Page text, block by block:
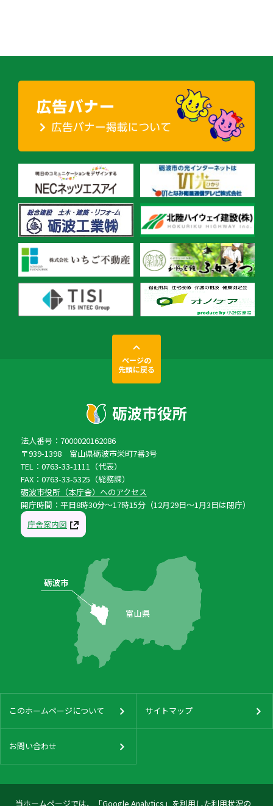
当ホームページでは、「Google Analytics」を利用した利用状況の
ページの
先頭に戻る
法人番号：7000020162086
〒939-1398 富山県砺波市栄町7番3号
TEL：0763-33-1111（代表）
FAX：0763-33-5325（総務課）
砺波市役所（本庁舎）へのアクセス
開庁時間：平日8時30分〜17時15分（12月29日〜1月3日は閉庁）
庁舎案内図
このホームページについて サイトマップ
お問い合わせ